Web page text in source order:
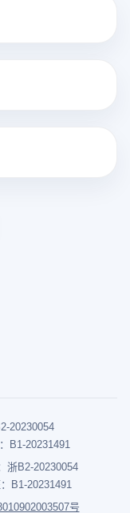
20230054
B1-20231491
浙B2-20230054
B1-20231491
号